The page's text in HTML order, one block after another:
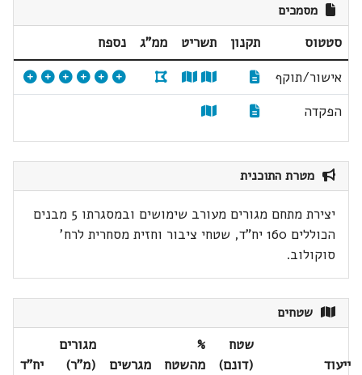
מסמכים
סטטוס תקנון תשריט ממ"ג
נספח
אישור/תוקף
הפקדה
מטרת התוכנית
יצירת מתחם מגורים מעורב שימושים ובמסגרתו 5 מבנים
הכוללים 160 יח"ד, שטחי ציבור וחזית מסחרית לרח'
סוקולוב.
שטחים
ייעוד
שטח
(דונם)
%
מהשטח
מגרשים
מגורים
(מ"ר)
יח"ד